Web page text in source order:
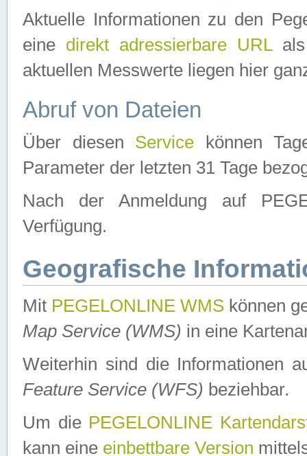
Aktuelle Informationen zu den
eine direkt adressierbare URLals
aktuellen Messwerte liegen hier
Abruf von Dateien
Über diesen Service können
Parameter der letzten 31 Tage
Nach der Anmeldung auf
Verfügung.
Geografische
Mit PEGELONLINE WMS können
Map Service (WMS) in eine
Weiterhin sind die Informationen
Feature Service (WFS) beziehbar.
Um die PEGELONLINE
kann eine einbettbare Version